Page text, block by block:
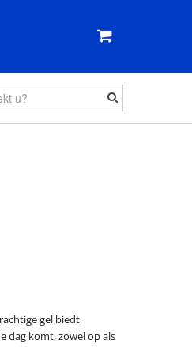
gel biedt
dag komt, zowel op als